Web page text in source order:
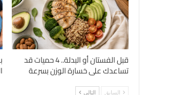
قبل الفستان أو البدلة.. 4 حميات قد
تساعدك على خسارة الوزن بسرعة
السابق التالي